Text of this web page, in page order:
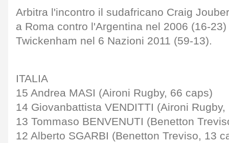
Arbitra l'incontro il sudafricano Craig
a Roma contro l'Argentina nel 2006 (16-
Twickenham nel 6 Nazioni 2011 (59-13).
ITALIA
15 Andrea MASI (Aironi Rugby, 66 caps)
14 Giovanbattista VENDITTI (Aironi Rugby,
13 Tommaso BENVENUTI (Benetton
12 Alberto SGARBI (Benetton Treviso, 13